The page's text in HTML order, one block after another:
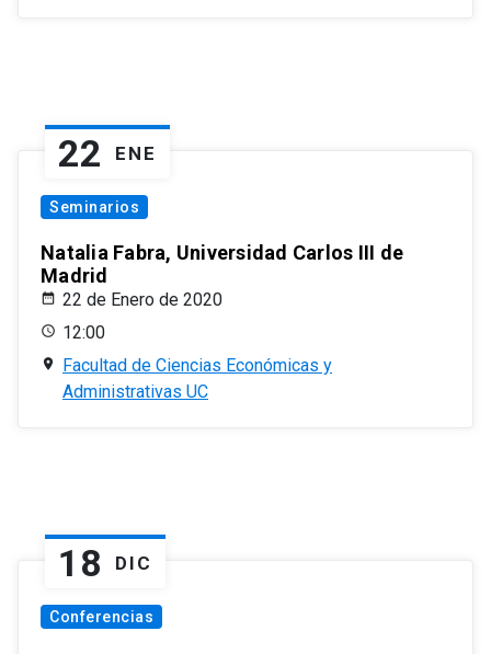
22 ENE
Seminarios
Natalia Fabra, Universidad Carlos III de
Madrid
22 de Enero de 2020
12:00
Facultad de Ciencias Económicas y
Administrativas UC
18 DIC
Conferencias